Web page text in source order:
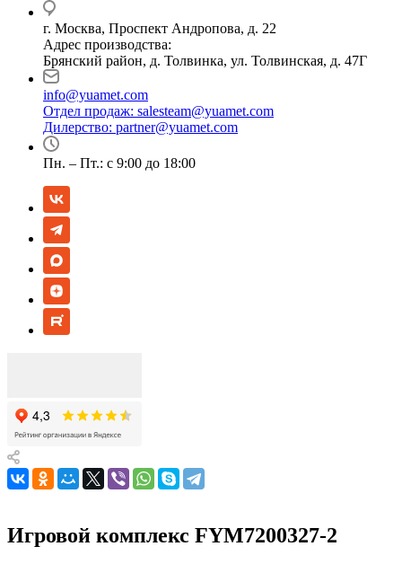
г. Москва, Проспект Андропова, д. 22
Адрес производства:
Брянский район, д. Толвинка, ул. Толвинская, д. 47Г
info@yuamet.com
Отдел продаж: salesteam@yuamet.com
Дилерство: partner@yuamet.com
Пн. – Пт.: с 9:00 до 18:00
Игровой комплекс FYM7200327-2